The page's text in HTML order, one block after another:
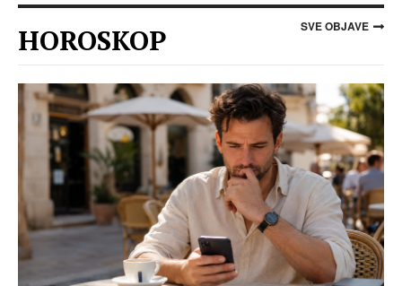
HOROSKOP SVE OBJAVE